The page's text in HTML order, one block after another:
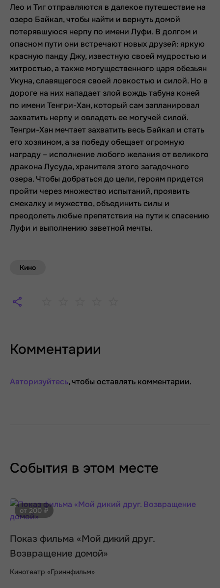
Лео и Тиг отправляются в далекое путешествие на
озеро Байкал, чтобы найти и вернуть домой
потерявшуюся нерпу по имени Луфи. В долгом и
опасном пути они встречают новых друзей: яркую
красную панду Джу, известную своей мудростью и
хитростью, а также могущественного царя обезьян
Укуна, славящегося своей ловкостью и силой. Но в
дороге на них нападает злой вождь табуна коней
по имени Тенгри-Хан, который сам запланировал
захватить нерпу и овладеть ее могучей силой.
Тенгри-Хан мечтает захватить весь Байкал и стать
его хозяином, а за победу обещает огромную
награду – исполнение любого желания от великого
дракона Лусуда, хранителя этого загадочного
озера. Чтобы добраться до цели, героям придется
пройти через множество испытаний, проявить
смекалку и мужество, объединить силы и
преодолеть любые препятствия на пути к спасению
Луфи и выполнению заветной мечты.
Кино
Комментарии
Авторизуйтесь, чтобы оставлять комментарии.
События в этом месте
от 200 ₽
Показ фильма «Мой дикий друг.
Возвращение домой»
Кинотеатр «Гриннфильм»